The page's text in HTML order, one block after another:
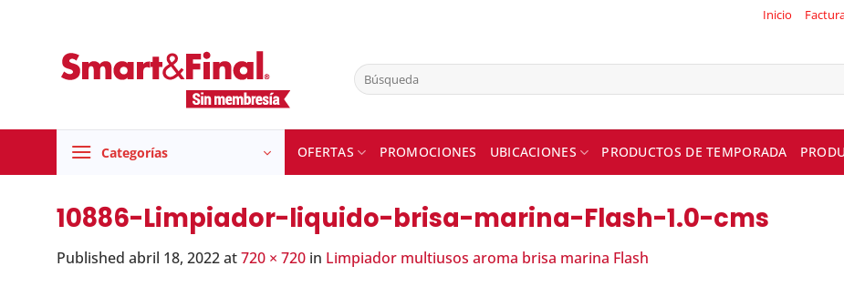
Inicio
Buscar
por:
Categorías OFERTAS PROMOCIONES UBICACIONES PRODUCTOS DE TEMPORADA
10886-Limpiador-liquido-brisa-marina-Flash-1.0-cms
Published abril 18, 2022at720 × 720 in Limpiador multiusos aroma brisa marina Flash